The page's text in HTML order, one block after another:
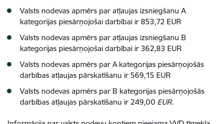
Valsts nodevas apmērs par atļaujas izsniegšanu A
kategorijas piesārņojošai darbībai ir 853,72 EUR
Valsts nodevas apmērs par atļaujas izsniegšanu B
kategorijas piesārņojošai darbībai ir 362,83 EUR
Valsts nodevas apmērs par A kategorijas piesārņojošās
darbības atļaujas pārskatīšanu ir 569,15 EUR
Valsts nodevas apmērs par B kategorijas piesārņojošās
darbības atļaujas pārskatīšanu ir 249,00 EUR.